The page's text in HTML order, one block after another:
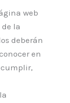
web
la
deberán
en